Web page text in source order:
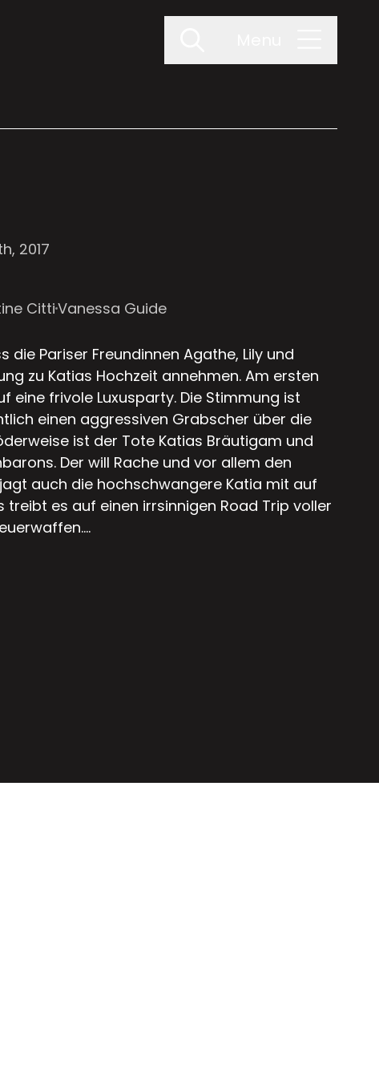
2017
CittiVanessa Guide
Pariser Freundinnen Agathe, Lily und
zu Katias Hochzeit annehmen. Am ersten
eine frivole Luxusparty. Die Stimmung ist
einen aggressiven Grabscher über die
ist der Tote Katias Bräutigam und
Der will Rache und vor allem den
auch die hochschwangere Katia mit auf
treibt es auf einen irrsinnigen Road Trip voller